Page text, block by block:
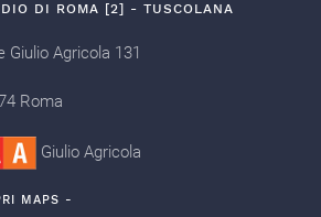
DI ROMA [2] - TUSCOLANA
Giulio Agricola 131
Roma
Giulio Agricola
MAPS -